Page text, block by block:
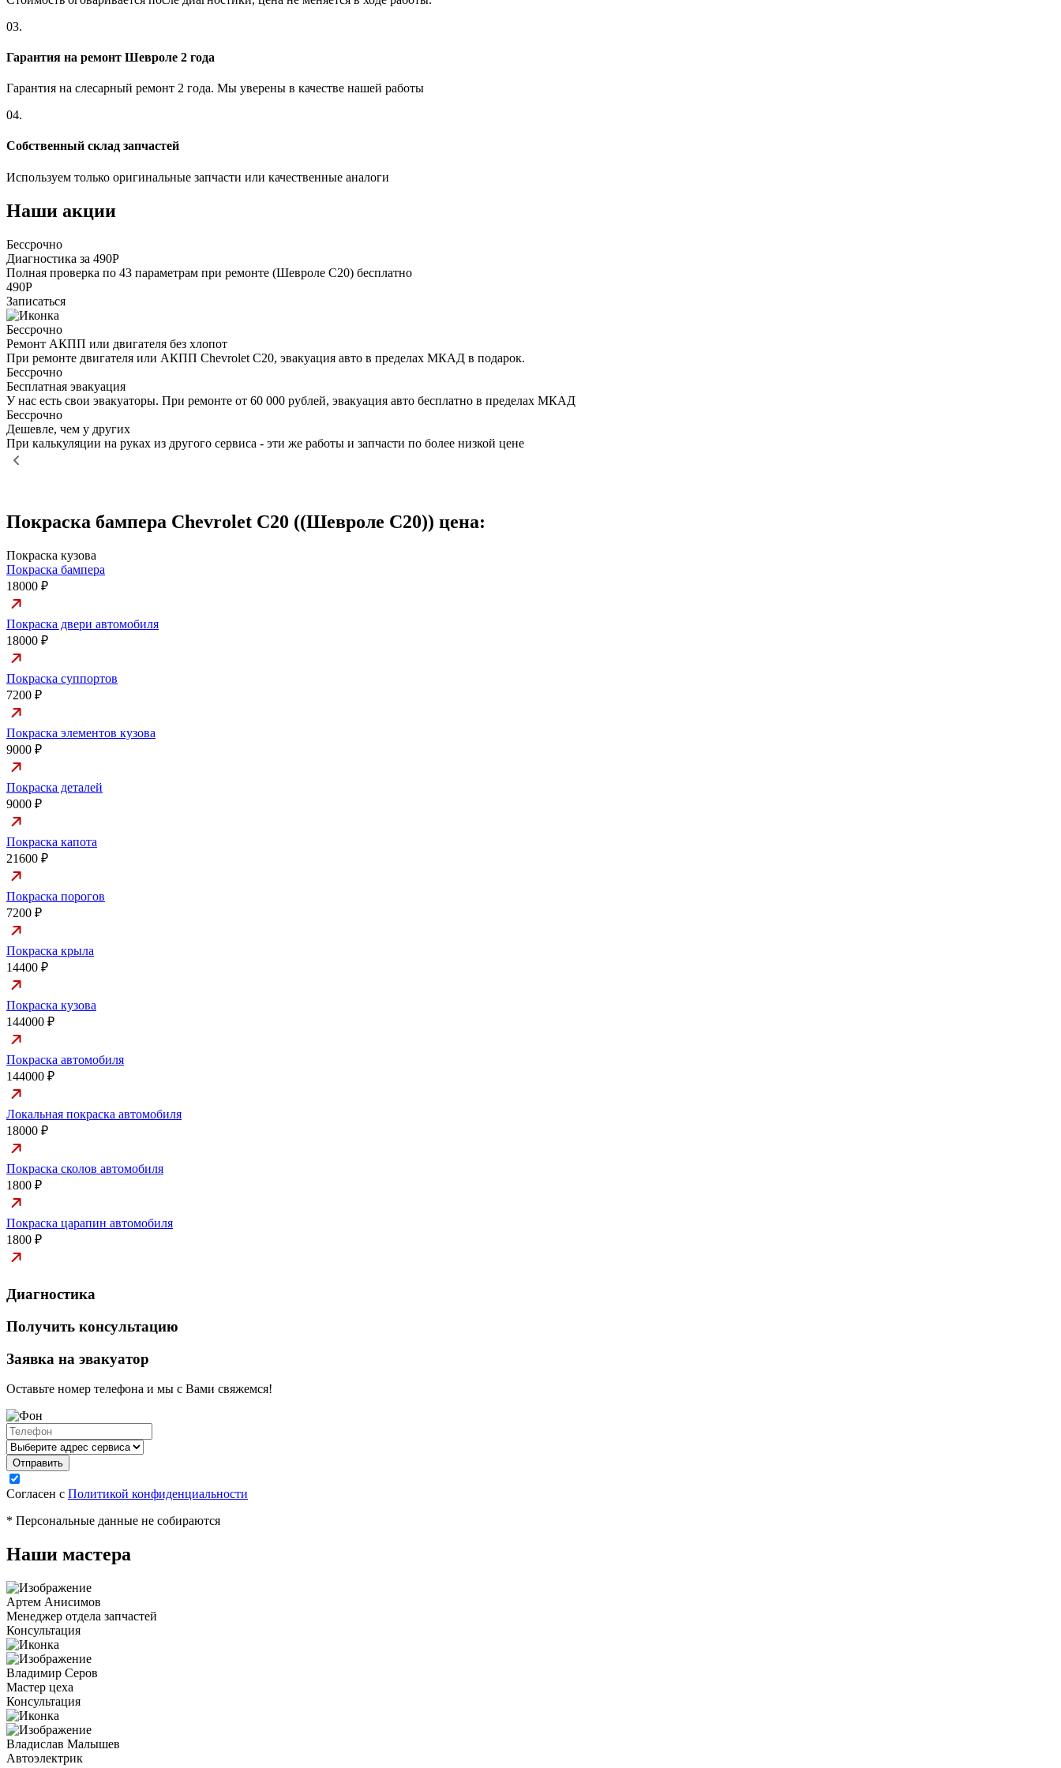
03.
Гарантия на ремонт Шевроле 2 года
Гарантия на слесарный ремонт 2 года. Мы уверены в качестве нашей работы
04.
Собственный склад запчастей
Используем только оригинальные запчасти или качественные аналоги
Наши акции
Бессрочно
Диагностика за 490Р
Полная проверка по 43 параметрам при ремонте (Шевроле С20) бесплатно
490Р
Записаться
Бессрочно
Ремонт АКПП или двигателя без хлопот
При ремонте двигателя или АКПП Chevrolet C20, эвакуация авто в пределах МКАД в подарок.
Бессрочно
Бесплатная эвакуация
У нас есть свои эвакуаторы. При ремонте от 60 000 рублей, эвакуация авто бесплатно в пределах МКАД
Бессрочно
Дешевле, чем у других
При калькуляции на руках из другого сервиса - эти же работы и запчасти по более низкой цене
Покраска бампера Chevrolet C20 ((Шевроле С20)) цена:
Покраска кузова
Покраска бампера
18000 ₽
Покраска двери автомобиля
18000 ₽
Покраска суппортов
7200 ₽
Покраска элементов кузова
9000 ₽
Покраска деталей
9000 ₽
Покраска капота
21600 ₽
Покраска порогов
7200 ₽
Покраска крыла
14400 ₽
Покраска кузова
144000 ₽
Покраска автомобиля
144000 ₽
Локальная покраска автомобиля
18000 ₽
Покраска сколов автомобиля
1800 ₽
Покраска царапин автомобиля
1800 ₽
Диагностика
Получить консультацию
Заявка на эвакуатор
Оставьте номер телефона и мы с Вами свяжемся!
Согласен с Политикой конфиденциальности
* Персональные данные не собираются
Наши мастера
Артем Анисимов
Менеджер отдела запчастей
Консультация
Владимир Серов
Мастер цеха
Консультация
Владислав Малышев
Автоэлектрик